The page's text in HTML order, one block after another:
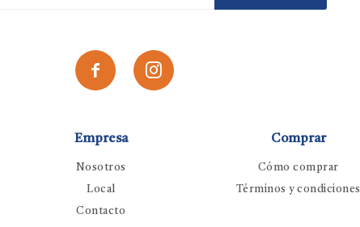
Empresa
Nosotros
Local
Contacto
Comprar
Cómo comprar
Términos y condiciones
 